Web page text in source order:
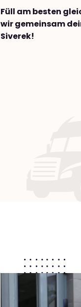
Füll am besten
wir gemeinsam
Siverek!